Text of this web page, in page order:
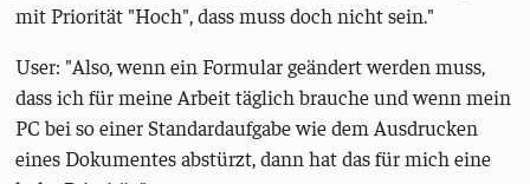
mit Priorität "Hoch", dass muss doch nicht sein."
User: "Also, wenn ein Formular geändert werden muss,
dass ich für meine Arbeit täglich brauche und wenn mein
PC bei so einer Standardaufgabe wie dem Ausdrucken
eines Dokumentes abstürzt, dann hat das für mich eine